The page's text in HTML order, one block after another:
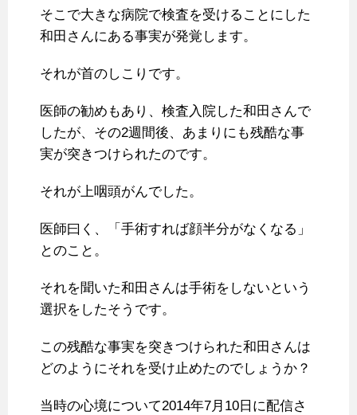
そこで大きな病院で検査を受けることにした
和田さんにある事実が発覚します。
それが首のしこりです。
医師の勧めもあり、検査入院した和田さんで
したが、その2週間後、あまりにも残酷な事
実が突きつけられたのです。
それが上咽頭がんでした。
医師曰く、「手術すれば顔半分がなくなる」
とのこと。
それを聞いた和田さんは手術をしないという
選択をしたそうです。
この残酷な事実を突きつけられた和田さんは
どのようにそれを受け止めたのでしょうか？
当時の心境について2014年7月10日に配信さ